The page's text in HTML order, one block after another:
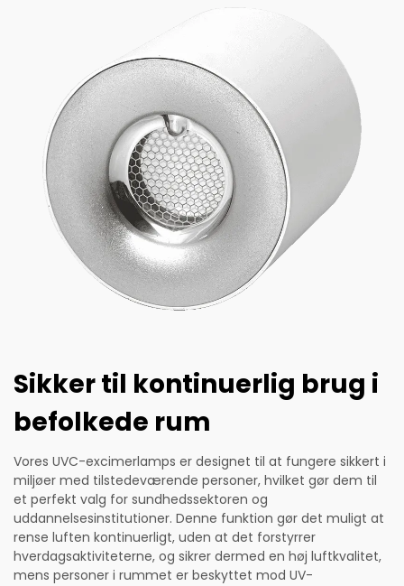
Sikker til kontinuerlig brug i
befolkede rum
Vores UVC-excimerlamps er designet til at fungere sikkert i
miljøer med tilstedeværende personer, hvilket gør dem til
et perfekt valg for sundhedssektoren og
uddannelsesinstitutioner. Denne funktion gør det muligt at
rense luften kontinuerligt, uden at det forstyrrer
hverdagsaktiviteterne, og sikrer dermed en høj luftkvalitet,
mens personer i rummet er beskyttet mod UV-